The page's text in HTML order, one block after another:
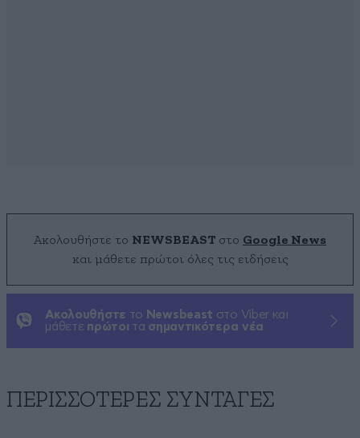
Ακολουθήστε το NEWSBEAST στο Google News
και μάθετε πρώτοι όλες τις ειδήσεις
Ακολουθήστε το Newsbeast στο Viber και
μάθετε πρώτοι τα σημαντικότερα νέα
ΠΕΡΙΣΣΟΤΕΡΕΣ ΣΥΝΤΑΓΕΣ